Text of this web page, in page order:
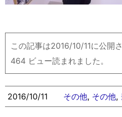
この記事は2016/10/11に公開
464 ビュー読まれました。
2016/10/11 その他, その他,